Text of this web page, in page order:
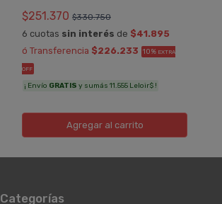
$251.370 $330.750
6 cuotas sin interés de $41.895
ó Transferencia $226.233 10% EXTRA
OFF
¡ Envío GRATIS y sumás 11.555 Leloir$ !
Agregaral carrito
Categorías